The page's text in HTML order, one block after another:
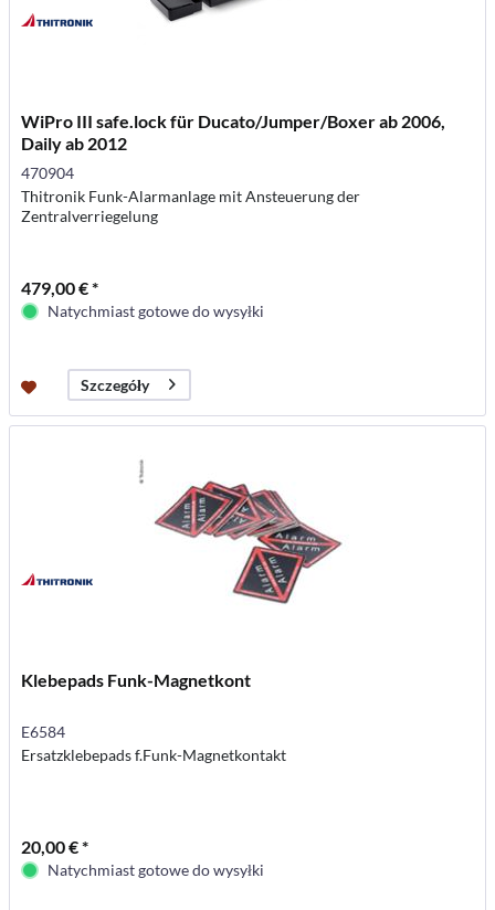
WiPro III safe.lock für Ducato/Jumper/Boxer ab 2006,
Daily ab 2012
470904
Thitronik Funk-Alarmanlage mit Ansteuerung der
Zentralverriegelung
479,00 € *
Natychmiast gotowe do wysyłki
Szczegóły
Klebepads Funk-Magnetkont
E6584
Ersatzklebepads f.Funk-Magnetkontakt
20,00 € *
Natychmiast gotowe do wysyłki